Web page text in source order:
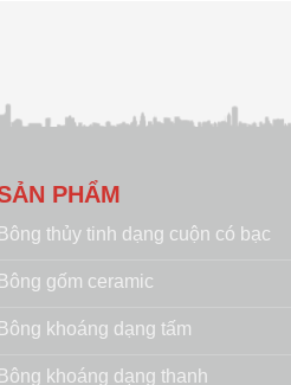
PHẨM
Bông thủy tinh dạng cuộn có bạc
Bông gốm ceramic
Bông khoáng dạng tấm
Bông khoáng dạng thanh